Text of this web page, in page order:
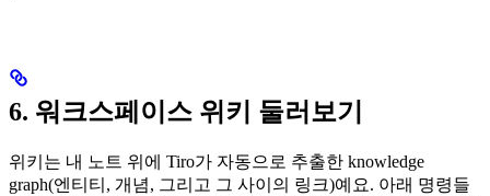
6. 워크스페이스 위키 둘러보기
위키는 내 노트 위에 Tiro가 자동으로 추출한 knowledge
graph(엔티티, 개념, 그리고 그 사이의 링크)예요. 아래 명령들